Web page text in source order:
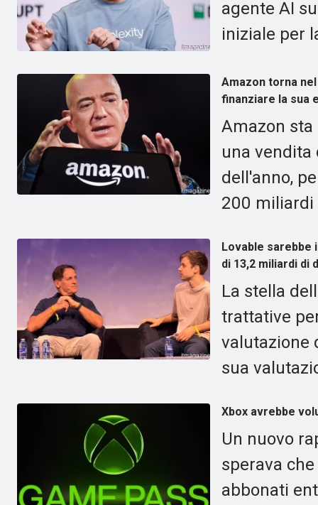
agente AI
iniziale per
Amazon torna
finanziare la sua
Amazon
una
dell'anno,
200 miliardi
Lovable sarebbe
di 13,2 miliardi di
La stella
trattative
valutazione
sua
Xbox avrebbe
Un nuovo
sperava
abbonati